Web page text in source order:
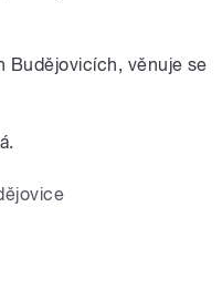
Budějovicích, věnuje se